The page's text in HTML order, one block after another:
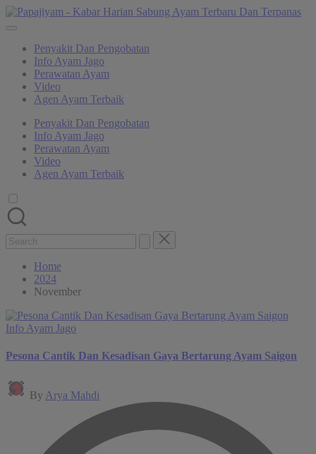
Skip
to
Memberikan
kabar
harian
tentang
sabung
yang
terbaru
terpanas
untuk
sajikan
ke
semua
penggemar
sabung
ayam.
Penyakit Dan Pengobatan
Info Ayam Jago
Perawatan Ayam
Video
Agen Ayam Terbaik
Penyakit Dan Pengobatan
Info Ayam Jago
Perawatan Ayam
Video
Agen Ayam Terbaik
Search
for:
Home
2024
November
Posted
Info Ayam Jago
Pesona Cantik Dan Kesadisan Gaya Bertarung Ayam Saigon
Posted
by
By Arya Mahdi